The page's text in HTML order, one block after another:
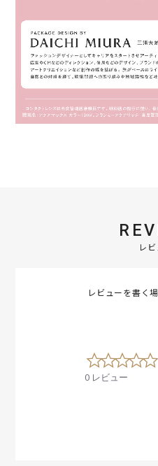
レ
レビューを書く
0
.
0 レビュー